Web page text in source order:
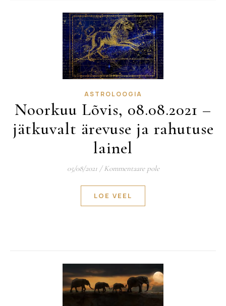
ASTROLOOGIA
Noorkuu Lõvis, 08.08.2021 –
jätkuvalt ärevuse ja rahutuse
lainel
05/08/2021 / Kommentaare pole
LOE VEEL